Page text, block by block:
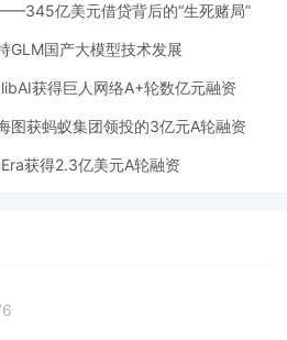
亿美元借贷背后的“生死赌局”
GLM国产大模型技术发展
获得巨人网络A+轮数亿元融资
图获蚂蚁集团领投的3亿元A轮融资
获得2.3亿美元A轮融资